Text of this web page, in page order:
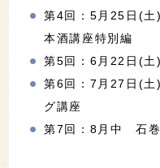
第4回：5月25日(
本酒講座特別編
第5回：6月22日(
第6回：7月27日(
グ講座
第7回：8月中 石巻